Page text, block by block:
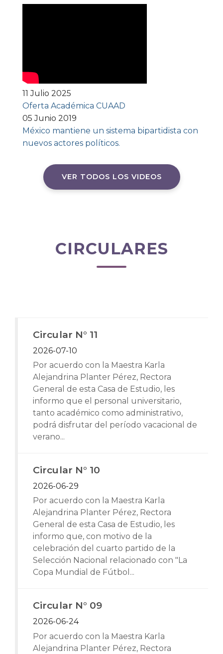
11 Julio 2025
Oferta Académica CUAAD
05 Junio 2019
México mantiene un sistema bipartidista con
nuevos actores políticos.
VER TODOS LOS VIDEOS
CIRCULARES
Circular N° 11
2026-07-10
Por acuerdo con la Maestra Karla
Alejandrina Planter Pérez, Rectora
General de esta Casa de Estudio, les
informo que el personal universitario,
tanto académico como administrativo,
podrá disfrutar del período vacacional de
verano...
Circular N° 10
2026-06-29
Por acuerdo con la Maestra Karla
Alejandrina Planter Pérez, Rectora
General de esta Casa de Estudio, les
informo que, con motivo de la
celebración del cuarto partido de la
Selección Nacional relacionado con "La
Copa Mundial de Fútbol...
Circular N° 09
2026-06-24
Por acuerdo con la Maestra Karla
Alejandrina Planter Pérez, Rectora